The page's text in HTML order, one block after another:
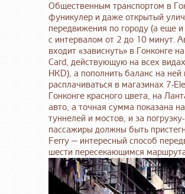
Общественным транспортом в
фуникулер и даже открытый
передвижения по городу (а еще
с интервалом от 2 до 10 минут.
входит «зависнуть» в Гонконге
Card, действующую на всех
HKD), а пополнить баланс на
расплачиваться в магазинах 7-
Гонконге красного цвета, на
авто, а точная сумма показана
туннелей и мостов, и за
пассажиры должны быть
Ferry — интересный способ
шести пересекающимся